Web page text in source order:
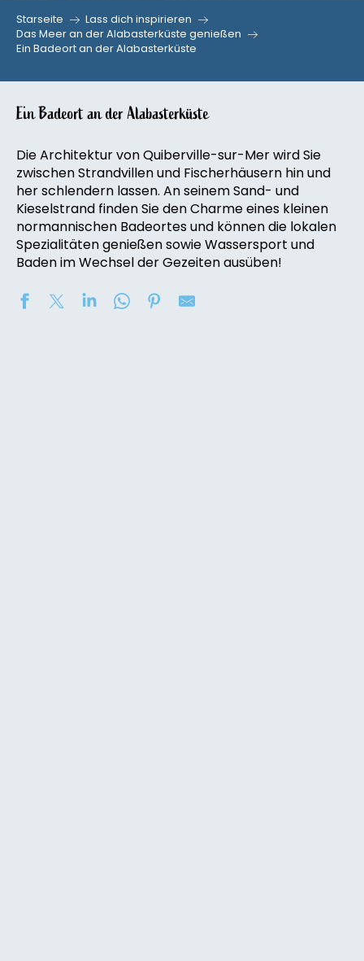
Starseite
Lass dich inspirieren
Das Meer an der Alabasterküste genießen
Ein Badeort an der Alabasterküste
Ein Badeort an der Alabasterküste
Die Architektur von Quiberville-sur-Mer wird Sie
zwischen Strandvillen und Fischerhäusern hin und
her schlendern lassen. An seinem Sand- und
Kieselstrand finden Sie den Charme eines kleinen
normannischen Badeortes und können die lokalen
Spezialitäten genießen sowie Wassersport und
Baden im Wechsel der Gezeiten ausüben!